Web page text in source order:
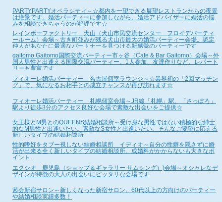
PARTYPARTYオペラシティ～☆都内を一望できる展望レストランからの夜景
は絶景です。婚活パーティーに参加しながら、婚活アドバイザーに婚活の悩
みを相談できちゃうのが好評です☆
レインボーファクトリー 犬山（犬山市民交流センター フロイデパーティ
ールーム）会場～古き町並みが残る犬山市最大の婚活パーティー会場。認定
仲人があなたに最適なパートナーを見つける新感覚のパーティーです
gaitomo Gaitomo国際交流パーティー市ヶ谷（Cafe & Bar Gaitomo）会場～外
国人男性と出逢える国際交流パーティー。1人参加、友達作りなど、レパート
リーも豊富です
フィオーレ婚活パーティー 名古屋個室ラウンジ～☆業界初の「2回マッチン
グ」で、気になるお相手との成立チャンスが再び訪れます☆
フィオーレ婚活パーティー 札幌個室会場～JR線「札幌」駅、「さっぽろ」
駅より徒歩3分のアクセス良好な会場で素敵な出会いをご提供☆
女王様とM男とのQUEENS結婚相談所～受け身な男性ではない積極的な紳士
的なM男性と出逢いたい。素敵なS女性と出逢いたい。そんなご要望に応える
新しいタイプの結婚相談所
性的嗜好をタブー視しない結婚相談所 イディオ～自分の性癖を隠さずに婚
活が出来る全く新しいタイプの結婚相談所。成婚料がかからないも大きなポ
イント。
エクシオ 鹿児島（ショップ＆ギャラリー サムシング）)会場～オシャレなデ
ザインが特徴の大人の出会いにピッタリな会場です
茜会新宿サロン～新しくなった新宿サロン。60代以上の方向けのパーティー
や結婚相談実績多数！